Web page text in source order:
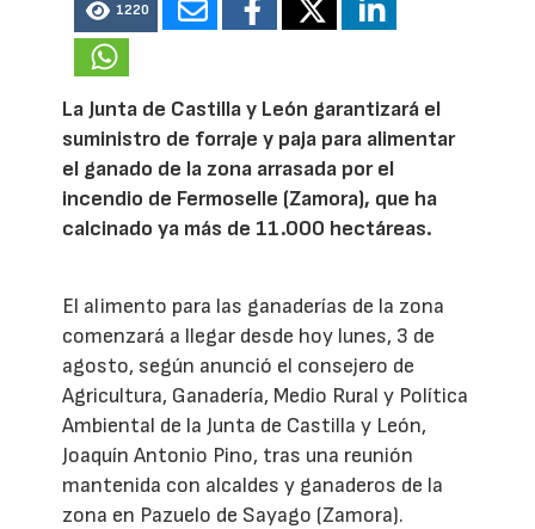
1220
La Junta de Castilla y León garantizará el
suministro de forraje y paja para alimentar
el ganado de la zona arrasada por el
incendio de Fermoselle (Zamora), que ha
calcinado ya más de 11.000 hectáreas.
El alimento para las ganaderías de la zona
comenzará a llegar desde hoy lunes, 3 de
agosto, según anunció el consejero de
Agricultura, Ganadería, Medio Rural y Política
Ambiental de la Junta de Castilla y León,
Joaquín Antonio Pino, tras una reunión
mantenida con alcaldes y ganaderos de la
zona en Pazuelo de Sayago (Zamora).